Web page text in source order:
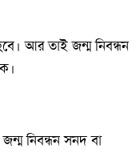
আর তাই জন্ম নিবন্ধন
নিবন্ধন সনদ বা